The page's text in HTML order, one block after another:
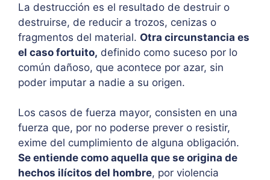
La destrucción es el resultado de destruir o
destruirse, de reducir a trozos, cenizas o
fragmentos del material. Otra circunstancia es
el caso fortuito, definido como suceso por lo
común dañoso, que acontece por azar, sin
poder imputar a nadie a su origen.
Los casos de fuerza mayor, consisten en una
fuerza que, por no poderse prever o resistir,
exime del cumplimiento de alguna obligación.
Se entiende como aquella que se origina de
hechos ilícitos del hombre, por violencia